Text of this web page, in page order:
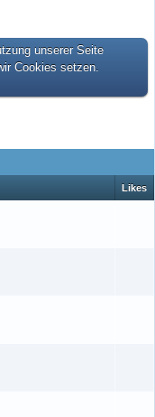
unserer Seite
Cookies setzen.
Likes